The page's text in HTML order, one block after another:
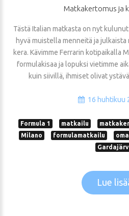
Matkakertomus ja
Tästä Italian matkasta on nyt
hyvä muistella menneitä ja
kera. Kävimme Ferrarin kotipaikalla
formulakisaa ja lopuksi vietimme
kuin siivillä, ihmiset olivat
16 huhtikuu
Formula 1 matkailu
Milano
formulamatkailu
Lue